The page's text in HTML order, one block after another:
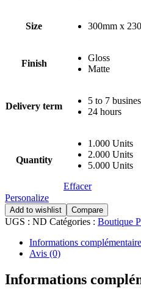
Size 300mm x
Finish
Gloss
Matte
Delivery term
5 to 7
24 hours
Quantity
1.000 Units
2.000 Units
5.000 Units
Effacer
Personalize
Add to wishlist Compare
UGS : ND Catégories : Boutique
Informations
Avis (0)
Informations